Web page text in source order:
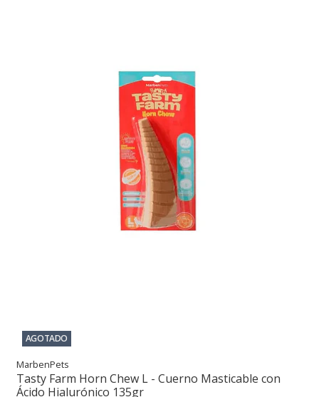
AGOTADO
MarbenPets
Tasty Farm Horn Chew L - Cuerno Masticable con
Ácido Hialurónico 135gr